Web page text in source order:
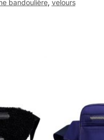
bandoulière, velours